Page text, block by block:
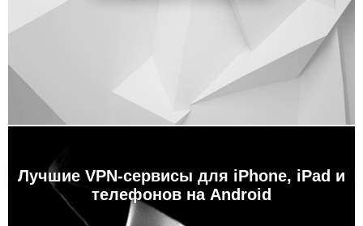
Лучшие VPN-сервисы для iPhone, iPad и
телефонов на Android